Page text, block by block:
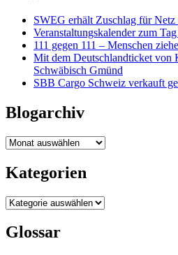
SWEG erhält Zuschlag für Netz
Veranstaltungskalender zum
111 gegen 111 – Menschen
Mit dem Deutschlandticket von
Schwäbisch Gmünd
SBB Cargo Schweiz verkauft
Blogarchiv
Blogarchiv
Kategorien
Kategorien
Glossar